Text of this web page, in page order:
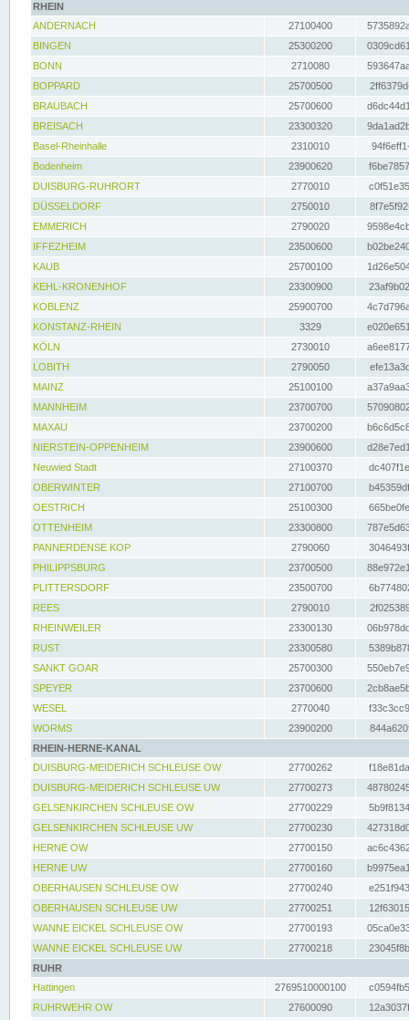
RHEIN
ANDERNACH
27100400
BINGEN
25300200
BONN
2710080
BOPPARD
25700500
BRAUBACH
25700600
BREISACH
23300320
Basel-Rheinhalle
2310010
Bodenheim
23900620
DUISBURG-RUHRORT
2770010
DÜSSELDORF
2750010
EMMERICH
2790020
IFFEZHEIM
23500600
KAUB
25700100
KEHL-KRONENHOF
23300900
KOBLENZ
25900700
KONSTANZ-RHEIN
3329
KÖLN
2730010
LOBITH
2790050
MAINZ
25100100
MANNHEIM
23700700
MAXAU
23700200
NIERSTEIN-OPPENHEIM
23900600
Neuwied Stadt
27100370
OBERWINTER
27100700
OESTRICH
25100300
OTTENHEIM
23300800
PANNERDENSE KOP
2790060
PHILIPPSBURG
23700500
PLITTERSDORF
23500700
REES
2790010
RHEINWEILER
23300130
RUST
23300580
SANKT GOAR
25700300
SPEYER
23700600
WESEL
2770040
WORMS
23900200
RHEIN-HERNE-KANAL
DUISBURG-MEIDERICH SCHLEUSE OW
27700262
DUISBURG-MEIDERICH SCHLEUSE UW
27700273
GELSENKIRCHEN SCHLEUSE OW
27700229
GELSENKIRCHEN SCHLEUSE UW
27700230
HERNE OW
27700150
HERNE UW
27700160
OBERHAUSEN SCHLEUSE OW
27700240
OBERHAUSEN SCHLEUSE UW
27700251
WANNE EICKEL SCHLEUSE OW
27700193
WANNE EICKEL SCHLEUSE UW
27700218
RUHR
Hattingen
2769510000100
RUHRWEHR OW
27600090